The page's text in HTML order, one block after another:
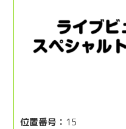
位置番号： 15